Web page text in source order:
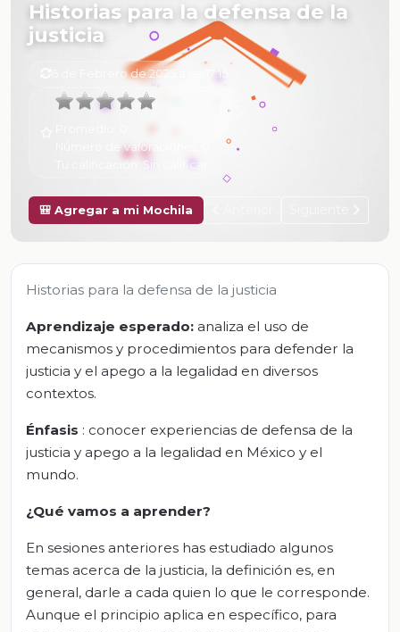
Historias para la defensa de la
justicia
6 de Febrero de 2025 a las 17:15
Número de valoraciones:
Tu calificación: Sin calificar
🎒 Agregar a mi Mochila
Historias para la defensa de la justicia
Aprendizaje esperado: analiza el uso de
mecanismos y procedimientos para defender la
justicia y el apego a la legalidad en diversos
contextos.
Énfasis : conocer experiencias de defensa de la
justicia y apego a la legalidad en México y el
mundo.
¿Qué vamos a aprender?
En sesiones anteriores has estudiado algunos
temas acerca de la justicia, la definición es, en
general, darle a cada quien lo que le corresponde.
Aunque el principio aplica en específico, para